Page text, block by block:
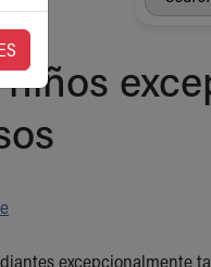
our
excepcionalmente